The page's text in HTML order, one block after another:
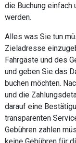
die Buchung einfach
werden.
Alles was Sie tun
Zieladresse
Fahrgäste und des
und geben Sie das
buchen möchten.
und die
darauf eine
transparenten
Gebühren zahlen
keine Gebühren für